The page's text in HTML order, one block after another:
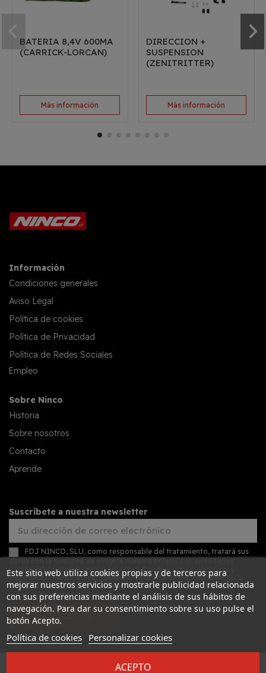
BATERIA 8,4V 600MA
(CARRICK-LORCAN)
Más información
DIRECCION +
SUSPENSION
(ZENITRITTER)
Más información
Información
Condiciones generales
Aviso Legal
Política de cookies
Política de Privacidad
Política de Redes Sociales
Empleo
Sobre Ninco
Historia
Sobre nosotros
Contacto
Aprende
Suscríbete a nuestra newsletter
FDJ NINCO, SLU, como responsable del tratamiento, tratará sus
comerciales sobre nuestros servicios. Puede acceder, rectificar y
suprimir sus datos, así como ejercer otros derechos, consultando la
información adicional y detallada sobre protección de datos en
nuestra política de privacidad
SUSCRIBIRSE
Este sitio web utiliza cookies propias y de terceros para
mejorar nuestros servicios y mostrarle publicidad relacionada
con sus preferencias mediante el análisis de sus hábitos de
navegación. Para dar su consentimiento sobre su uso pulse el
botón Acepto.
Política de cookies Personalizar cookies
ACEPTO